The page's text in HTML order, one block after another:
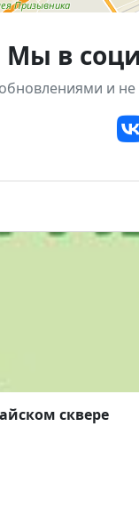
Мы в
и
сквере